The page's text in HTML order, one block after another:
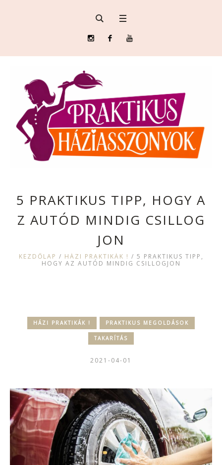
5 PRAKTIKUS TIPP, HOGY A
Z AUTÓD MINDIG CSILLOG
JON
KEZDŐLAP / HÁZI PRAKTIKÁK ! / 5 PRAKTIKUS TIPP,
HOGY AZ AUTÓD MINDIG CSILLOGJON
HÁZI PRAKTIKÁK ! PRAKTIKUS MEGOLDÁSOK
TAKARÍTÁS
2021-04-01